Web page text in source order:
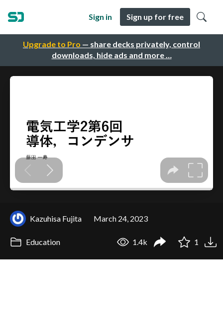
Upgrade to Pro — share decks privately, control
downloads, hide ads and more …
Sign in Sign up for free
Kazuhisa Fujita March 24, 2023
Education 1.4k 1